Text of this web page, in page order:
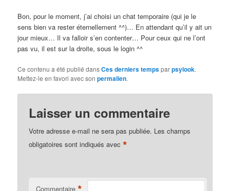
Bon, pour le moment, j’ai choisi un chat temporaire (qui je le
sens bien va rester éternellement ^^)… En attendant qu’il y ait un
jour mieux… Il va falloir s’en contenter… Pour ceux qui ne l’ont
pas vu, il est sur la droite, sous le login ^^
Ce contenu a été publié dansCes derniers tempsparpsylook.
Mettez-le en favori avec sonpermalien.
Laisser un commentaire
Votre adresse e-mail ne sera pas publiée. Les champs
obligatoires sont indiqués avec*
Commentaire